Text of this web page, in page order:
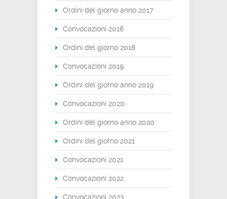
Ordini del giorno anno 2017
Convocazioni 2018
Ordini del giorno 2018
Convocazioni 2019
Ordini del giorno anno 2019
Convocazioni 2020
Ordini del giorno anno 2020
Ordini del giorno 2021
Convocazioni 2021
Convocazioni 2022
Convocazioni 2023